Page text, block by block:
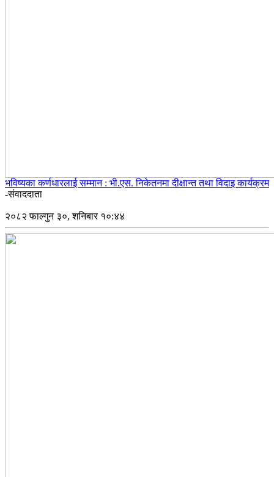
भविष्यका कर्णधारलाई सम्मान : भी.एस. निकेतनमा दीक्षान्त तथा विदाइ कार्यक्रम
-संवाददाता
२०८२ फाल्गुन ३०, शनिबार १०:४४